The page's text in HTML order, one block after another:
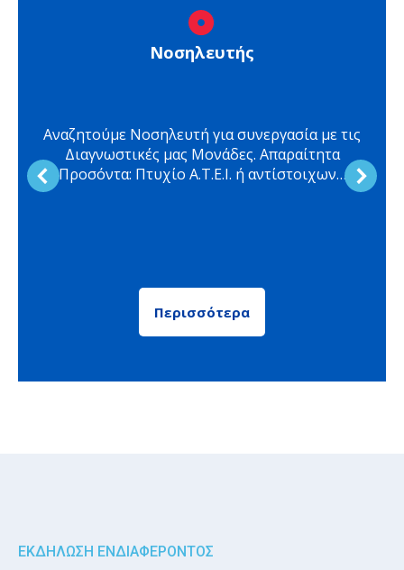
Νοσηλευτής
Αναζητούμε Νοσηλευτή για συνεργασία με τις
Διαγνωστικές μας Μονάδες. Απαραίτητα
Προσόντα: Πτυχίο Α.Τ.Ε.Ι. ή αντίστοιχων…
Περισσότερα
ΕΚΔΗΛΩΣΗ ΕΝΔΙΑΦΕΡΟΝΤΟΣ